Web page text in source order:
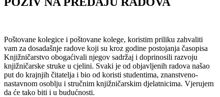
Poštovane kolegice i poštovane kolege, koristim priliku zahvaliti
vam za dosadašnje radove koji su kroz godine postojanja časopisa
Knjižničarstvo obogaćivali njegov sadržaj i doprinosili razvoju
knjižničarske struke u cjelini. Svaki je od objavljenih radova našao
put do krajnjih čitatelja i bio od koristi studentima, znanstveno-
nastavnom osoblju i stručnim knjižničarskim djelatnicima. Vjerujem
da će tako biti i u budućnosti.